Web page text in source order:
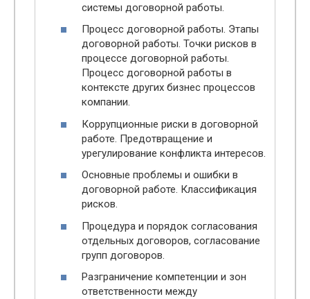
системы договорной работы.
Процесс договорной работы. Этапы
договорной работы. Точки рисков в
процессе договорной работы.
Процесс договорной работы в
контексте других бизнес процессов
компании.
Коррупционные риски в договорной
работе. Предотвращение и
урегулирование конфликта интересов.
Основные проблемы и ошибки в
договорной работе. Классификация
рисков.
Процедура и порядок согласования
отдельных договоров, согласование
групп договоров.
Разграничение компетенции и зон
ответственности между